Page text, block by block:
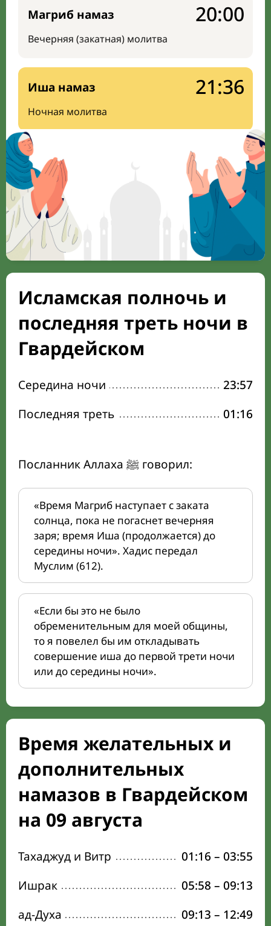
Магриб намаз
Вечерняя (закатная) молитва
20:00
Иша намаз
Ночная молитва
21:36
Исламская полночь и
последняя треть ночи в
Гвардейском
Середина ночи
23:57
Последняя треть
01:16
Посланник Аллаха ﷺ говорил:
«Время Магриб наступает с заката
солнца, пока не погаснет вечерняя
заря; время Иша (продолжается) до
середины ночи». Хадис передал
Муслим (612).
«Если бы это не было
обременительным для моей общины,
то я повелел бы им откладывать
совершение иша до первой трети ночи
или до середины ночи».
Время желательных и
дополнительных
намазов в Гвардейском
на 09 августа
Тахаджуд и Витр 01:16 – 03:55
Ишрак
05:58 – 09:13
ад-Духа
09:13 – 12:49